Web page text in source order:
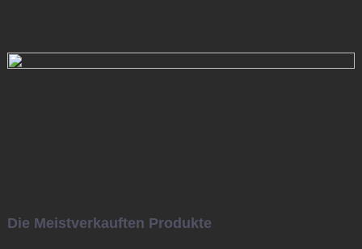
Die Meistverkauften Produkte